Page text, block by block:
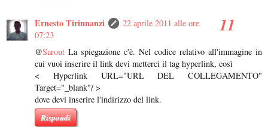
Ernesto Tirinnanzi
22 aprile 2011 alle ore
07:23
@Sarout La spiegazione c'è. Nel codice relativo all'immagine in
cui vuoi inserire il link devi metterci il tag hyperlink, così
< Hyperlink URL="URL DEL COLLEGAMENTO"
Target="_blank"/ >
dove devi inserire l'indirizzo del link.
Rispondi